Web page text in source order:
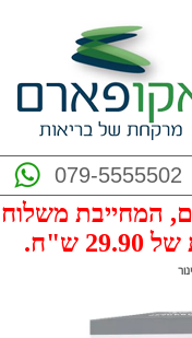
079-5555502
המחייבת משלוח
ש"ח.